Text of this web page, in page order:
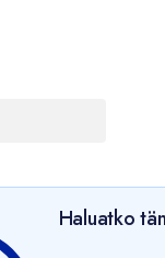
Haluatko